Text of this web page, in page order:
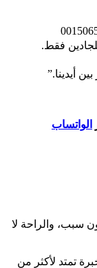
فقط.
أيدينا.”
الواتساب
سبب، والراحة لا
تمتد لأكثر من